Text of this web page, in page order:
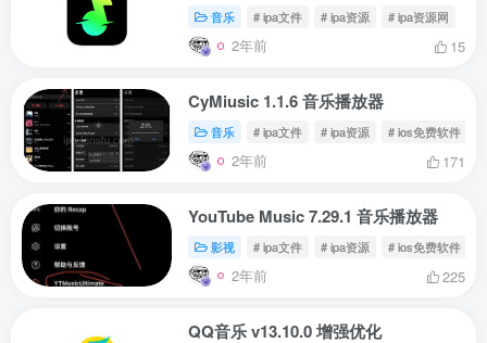
音乐 # ipa文件 # ipa资源 # ipa资源网
2年前 15
CyMiusic 1.1.6 音乐播放器
音乐 # ipa文件 # ipa资源 # ios免费软件
2年前 171
YouTube Music 7.29.1 音乐播放器
影视 # ipa文件 # ipa资源 # ios免费软件
2年前 225
QQ音乐 v13.10.0 增强优化